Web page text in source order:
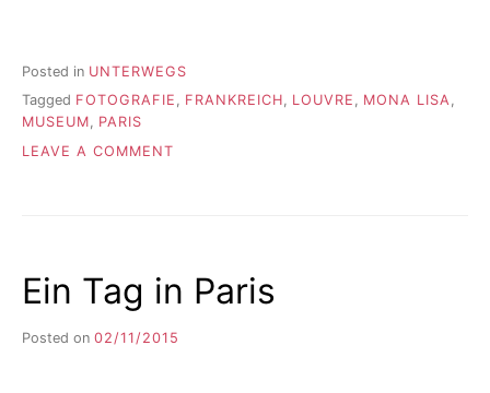
Posted in UNTERWEGS
Tagged FOTOGRAFIE , FRANKREICH, LOUVRE , MONA LISA,
MUSEUM, PARIS
LEAVE A COMMENT
Ein Tag in Paris
Posted on 02/11/2015